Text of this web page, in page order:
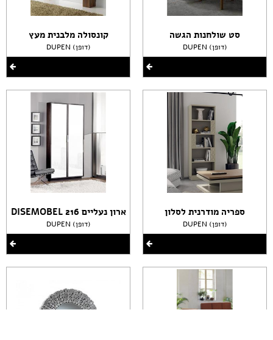
סט שולחנות הגשה
DUPEN (דופן)
ספריה מודרנית לסלון
DUPEN (דופן)
קונסולה מלבנית מעץ
DUPEN (דופן)
ארון נעליים DISEMOBEL 216
DUPEN (דופן)